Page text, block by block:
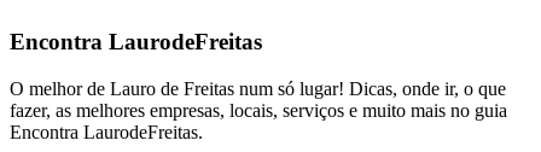
Encontra LaurodeFreitas
O melhor de Lauro de Freitas num só lugar! Dicas, onde ir, o que
fazer, as melhores empresas, locais, serviços e muito mais no guia
Encontra LaurodeFreitas.